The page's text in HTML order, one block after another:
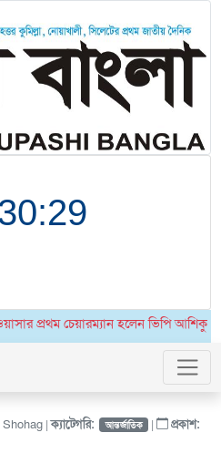
প্রথম চেয়ারম্যান হলেন ভিপি আশিকুর
Shohag |ক্যাটেগরি: আন্তর্জাতিক | প্রকাশ: